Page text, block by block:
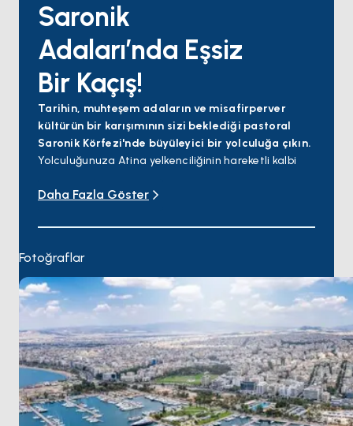
Saronik
Adaları’nda Eşsiz
Bir Kaçış!
Tarihin, muhteşem adaların ve misafirperver
kültürün bir karışımının sizi beklediği pastoral
Saronik Körfezi'nde büyüleyici bir yolculuğa çıkın.
Yolculuğunuza Atina yelkenciliğinin hareketli kalbi
başlayacaklar için en yakın varış noktası Atina
havalimanından yapacağınız kısa bir transfer ile
atılabilirsiniz.
Öncelikle, bol güneş alan Aphaia Tapınağı'nın
parıldayan denize bakan bir tepenin üzerinde yer
aldığı Aegina adasını keşfedin. Ardından, gizli
koylarla Mora Yarımadası'na açılan bir kapı olan ve
yerel hayata kısa bir bakış sunan rahat sahil
kasabası Ermioni'yi keşfedin.
Atlı arabaların arabaların yerini aldığı ve büyük
malikanelerin zengin denizcilik mirasından söz ettiği
Spetses'te zamansız ihtişama adım atın. Ardından,
Daha Fazla Göster
Fotoğraflar